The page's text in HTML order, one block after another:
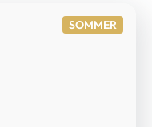
SOMMER